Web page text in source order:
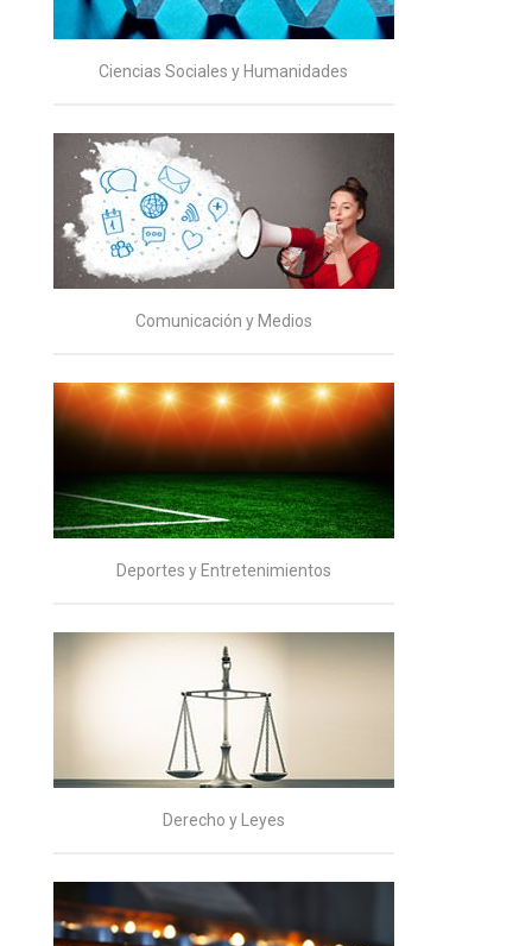
Ciencias Sociales y Humanidades
Comunicación y Medios
Deportes y Entretenimientos
Derecho y Leyes